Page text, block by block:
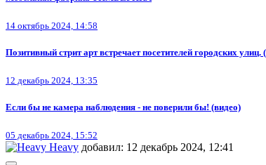
14 октябрь 2024, 14:58
Позитивный стрит арт встречает посетителей городских улиц.
12 декабрь 2024, 13:35
Если бы не камера наблюдения - не поверили бы! (видео)
05 декабрь 2024, 15:52
Heavy добавил: 12 декабрь 2024, 12:41